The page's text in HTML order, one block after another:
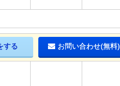
する お問い合わせ(無料)